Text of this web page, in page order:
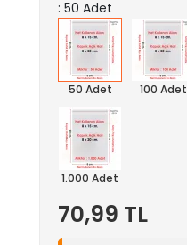
: 50 Adet
50 Adet 100 Adet
1.000 Adet
70,99 TL